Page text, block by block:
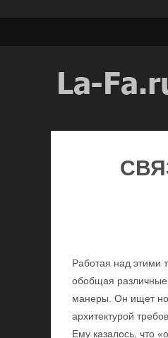
Работая над этими
обобщая различные
манеры. Он ищет
архитектурой
Ему казалось, что